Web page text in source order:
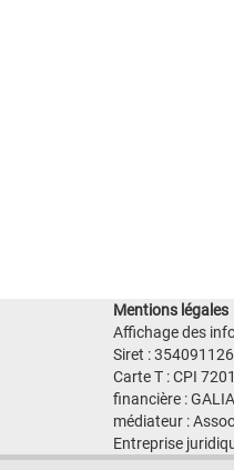
Mentions légales
Affichage des
Siret :
Carte T : CPI
financière :
médiateur :
Entreprise